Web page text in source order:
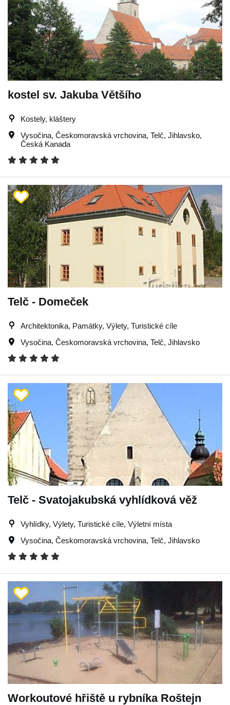
kostel sv. Jakuba Většího
Kostely, kláštery
Vysočina, Českomoravská vrchovina, Telč, Jihlavsko,
Česká Kanada
Telč - Domeček
Architektonika, Památky, Výlety, Turistické cíle
Vysočina, Českomoravská vrchovina, Telč, Jihlavsko
Telč - Svatojakubská vyhlídková věž
Vyhlídky, Výlety, Turistické cíle, Výletní místa
Vysočina, Českomoravská vrchovina, Telč, Jihlavsko
Workoutové hřiště u rybníka Roštejn